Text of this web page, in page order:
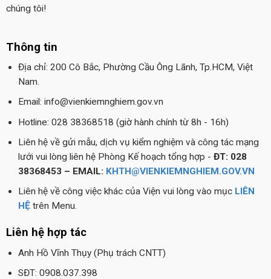
chúng tôi!
Thông tin
Địa chỉ: 200 Cô Bắc, Phường Cầu Ông Lãnh, Tp.HCM, Việt
Nam.
Email: info@vienkiemnghiem.gov.vn
Hotline: 028 38368518 (giờ hành chính từ 8h - 16h)
Liên hệ về gửi mẫu, dịch vụ kiểm nghiệm và công tác mạng
lưới vui lòng liên hệ Phòng Kế hoạch tổng hợp - ĐT: 028
38368453 – EMAIL: KHTH@VIENKIEMNGHIEM.GOV.VN
Liên hệ về công việc khác của Viện vui lòng vào mục LIÊN
HỆtrên Menu.
Liên hệ hợp tác
Anh Hồ Vĩnh Thụy (Phụ trách CNTT)
SĐT: 0908.037.398